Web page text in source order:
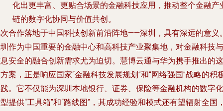
化出更丰富、更贴合场景的金融科技应用，推动整个金融产
链的数字化协同与价值共创。
合作落地于中国科技创新前沿阵地——深圳，具有深远的意义
作为中国重要的金融中心和高科技产业聚集地，对金融科技与
安全的融合创新需求尤为迫切。慧博云通与华为携手推出的这
案，正是响应国家“金融科技发展规划”和“网络强国”战略的积
。它不仅能为深圳本地银行、证券、保险等金融机构的数字化
提供“工具箱”和“路线图”，其成功经验和模式还有望辐射全国